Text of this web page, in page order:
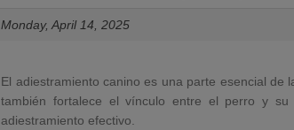
Monday, April 14, 2025
El adiestramiento canino es una parte esencial
también fortalece el vínculo entre el perro y
adiestramiento efectivo.